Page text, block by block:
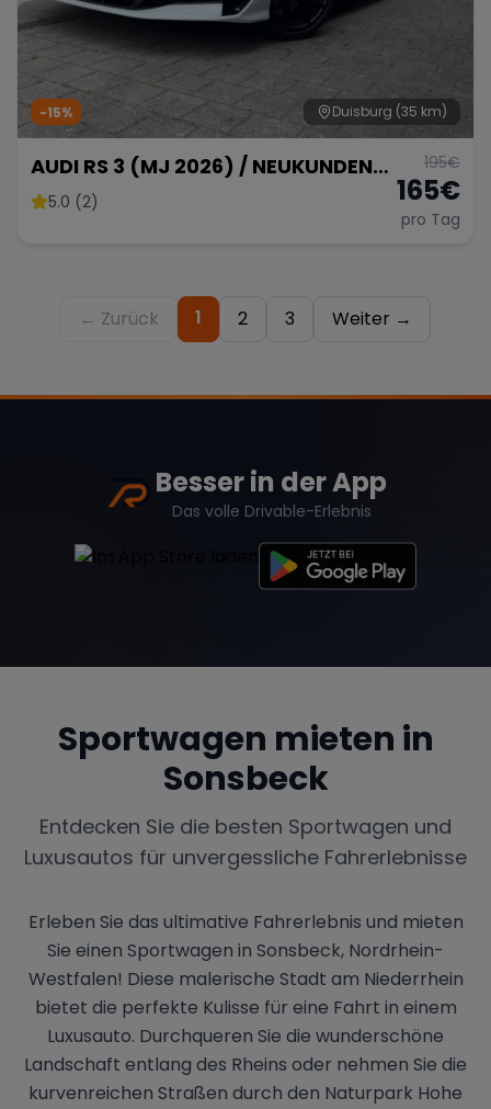
Duisburg (35 km)
-15%
AUDI RS 3 (MJ 2026) / NEUKUNDEN
BONUS +50km !
5.0 (2)
195€
165€
pro Tag
← Zurück 1 2 3 Weiter →
Besser in der App
Das volle Drivable-Erlebnis
Sportwagen mieten in
Sonsbeck
Entdecken Sie die besten Sportwagen und
Luxusautos für unvergessliche Fahrerlebnisse
Erleben Sie das ultimative Fahrerlebnis und mieten
Sie einen Sportwagen in Sonsbeck, Nordrhein-
Westfalen! Diese malerische Stadt am Niederrhein
bietet die perfekte Kulisse für eine Fahrt in einem
Luxusauto. Durchqueren Sie die wunderschöne
Landschaft entlang des Rheins oder nehmen Sie die
kurvenreichen Straßen durch den Naturpark Hohe